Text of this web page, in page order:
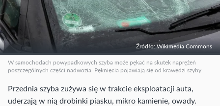
Źródło: Wikimedia Commons
W samochodach powypadkowych szyba może pękać na skutek naprężeń
poszczególnych części nadwozia. Pęknięcia pojawiają się od krawędzi szyby.
Przednia szyba zużywa się w trakcie eksploatacji auta,
uderzają w nią drobinki piasku, mikro kamienie, owady.